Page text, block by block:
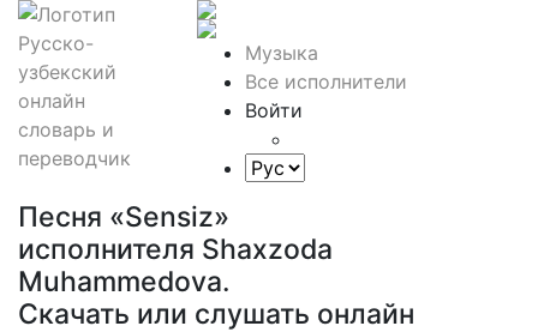
Музыка
Все исполнители
Войти
Песня «Sensiz»
исполнителя Shaxzoda
Muhammedova.
Скачать или слушать онлайн